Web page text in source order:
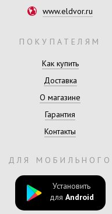
www.eldvor.ru
ПОКУПАТЕЛЯМ
Как купить
Доставка
О магазине
Гарантия
Контакты
ДЛЯ МОБИЛЬНОГО
Установить
для Android